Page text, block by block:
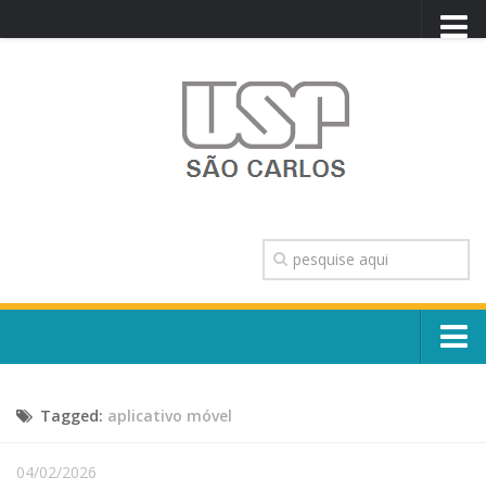
TRANSPARÊNCIA
OUVIDORIA
CONTATO
Escola, Institutos e Órgãos
Núcleos e Comissões
Tagged: aplicativo móvel
04/02/2026